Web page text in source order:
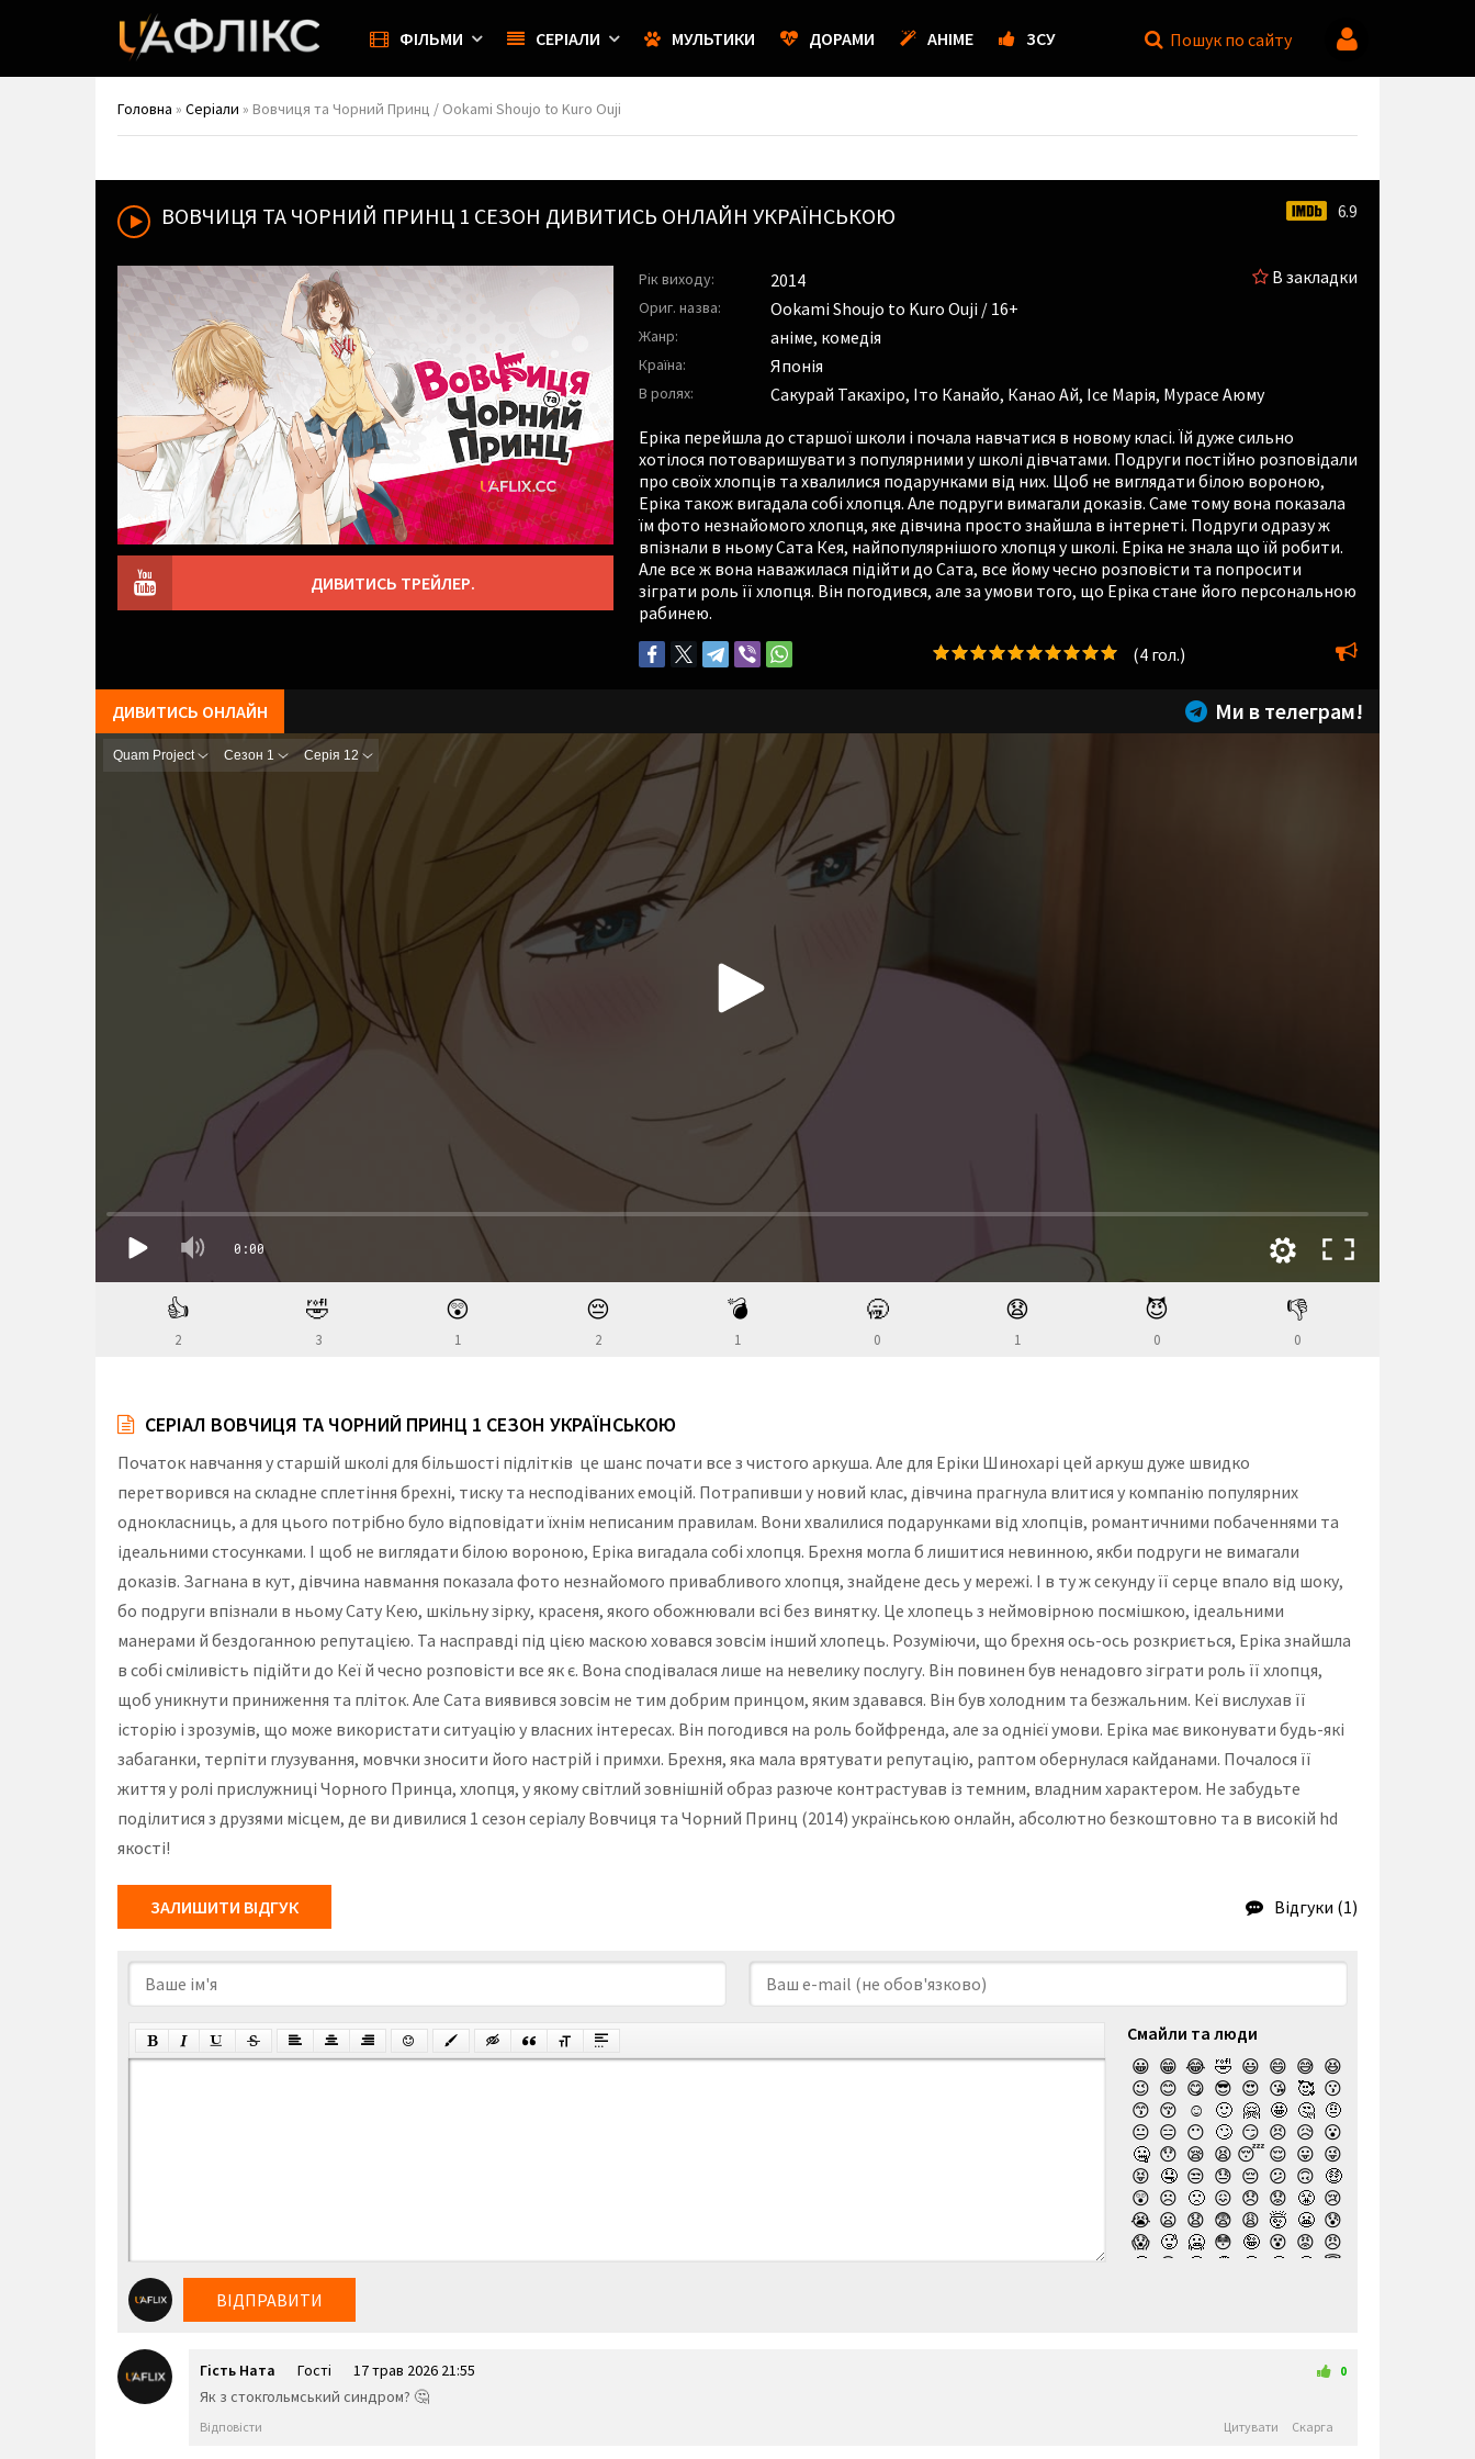
ФІЛЬМИ СЕРІАЛИ МУЛЬТИКИ ДОРАМИ АНІМЕ ЗСУ Пошук по сайту
Головна » Серіали » Вовчиця та Чорний Принц / Ookami Shoujo to Kuro Ouji
ВОВЧИЦЯ ТА ЧОРНИЙ ПРИНЦ 1 СЕЗОН ДИВИТИСЬ ОНЛАЙН УКРАЇНСЬКОЮ 6.9
ДИВИТИСЬ ТРЕЙЛЕР.
В закладки
Рік виходу: 2014
Ориг. назва: Ookami Shoujo to Kuro Ouji / 16+
Жанр: аніме, комедія
Країна: Японія
В ролях: Сакурай Такахіро, Іто Канайо, Канао Ай, Ісе Марія, Мурасе Аюму
Еріка перейшла до старшої школи і почала навчатися в новому класі. Їй дуже сильно
хотілося потоваришувати з популярними у школі дівчатами. Подруги постійно розповідали
про своїх хлопців та хвалилися подарунками від них. Щоб не виглядати білою вороною,
Еріка також вигадала собі хлопця. Але подруги вимагали доказів. Саме тому вона показала
їм фото незнайомого хлопця, яке дівчина просто знайшла в інтернеті. Подруги одразу ж
впізнали в ньому Сата Кея, найпопулярнішого хлопця у школі. Еріка не знала що їй робити.
Але все ж вона наважилася підійти до Сата, все йому чесно розповісти та попросити
зіграти роль її хлопця. Він погодився, але за умови того, що Еріка стане його персональною
рабинею.
(4гол.)
Ми в телеграм!
ДИВИТИСЬ ОНЛАЙН
👍
2
🤣
3
😲
1
😔
2
💣
1
🥱
0
😧
1
😈
0
👎
0
СЕРІАЛ ВОВЧИЦЯ ТА ЧОРНИЙ ПРИНЦ 1 СЕЗОН УКРАЇНСЬКОЮ
Початок навчання у старшій школі для більшості підлітків це шанс почати все з чистого аркуша. Але для Еріки Шинохарі цей аркуш дуже швидко
перетворився на складне сплетіння брехні, тиску та несподіваних емоцій. Потрапивши у новий клас, дівчина прагнула влитися у компанію популярних
однокласниць, а для цього потрібно було відповідати їхнім неписаним правилам. Вони хвалилися подарунками від хлопців, романтичними побаченнями та
ідеальними стосунками. І щоб не виглядати білою вороною, Еріка вигадала собі хлопця. Брехня могла б лишитися невинною, якби подруги не вимагали
доказів. Загнана в кут, дівчина навмання показала фото незнайомого привабливого хлопця, знайдене десь у мережі. І в ту ж секунду її серце впало від шоку,
бо подруги впізнали в ньому Сату Кею, шкільну зірку, красеня, якого обожнювали всі без винятку. Це хлопець з неймовірною посмішкою, ідеальними
манерами й бездоганною репутацією. Та насправді під цією маскою ховався зовсім інший хлопець. Розуміючи, що брехня ось-ось розкриється, Еріка знайшла
в собі сміливість підійти до Кеї й чесно розповісти все як є. Вона сподівалася лише на невелику послугу. Він повинен був ненадовго зіграти роль її хлопця,
щоб уникнути приниження та пліток. Але Сата виявився зовсім не тим добрим принцом, яким здавався. Він був холодним та безжальним. Кеї вислухав її
історію і зрозумів, що може використати ситуацію у власних інтересах. Він погодився на роль бойфренда, але за однієї умови. Еріка має виконувати будь-які
забаганки, терпіти глузування, мовчки зносити його настрій і примхи. Брехня, яка мала врятувати репутацію, раптом обернулася кайданами. Почалося її
життя у ролі прислужниці Чорного Принца, хлопця, у якому світлий зовнішній образ разюче контрастував із темним, владним характером. Не забудьте
поділитися з друзями місцем, де ви дивилися 1 сезон серіалу Вовчиця та Чорний Принц (2014) українською онлайн, абсолютно безкоштовно та в високій hd
якості!
ЗАЛИШИТИ ВІДГУК Відгуки (1)
Смайли та люди
😀 😁 😂 🤣 😃 😄 😅 😆
😉 😊 😋 😎 😍 😘 🥰 😗
😙 😚 ☺️ 🙂 🤗 🤩 🤔 🤨
😐 😑 😶 🙄 😏 😣 😥 😮
🤐 😯 😪 😫 😴 😌 😛 😜
😝 🤤 😒 😓 😔 😕 🙃 🤑
😲 ☹️ 🙁 😖 😞 😟 😤 😢
😭 😦 😧 😨 😩 🤯 😬 😰
😱 🥵 🥶 😳 🤪 😵 😡 😠
🤬
😷 🤒 🤕 🤢 🤮 🤧 😇
🙉
👨‍🌾👩‍🌾👨‍🍳👩‍🍳👨‍🔧
ВІДПРАВИТИ
Гість Ната Гості 17 трав 2026 21:55 0
Як з стокгольмський синдром? 🤔
Відповісти Цитувати Скарга